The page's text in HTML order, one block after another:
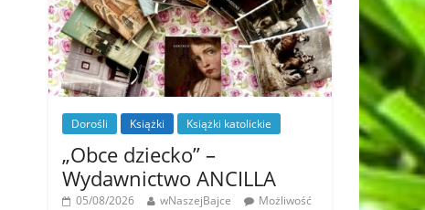
Dorośli Książki Książki katolickie
„Obce dziecko” –
Wydawnictwo ANCILLA
05/08/2026 wNaszejBajce
Możliwość